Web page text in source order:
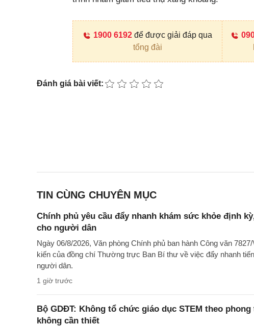
1900 6192 để được giải đáp qua
tổng đài
Đánh giá bài viết:
TIN CÙNG CHUYÊN MỤC
Chính phủ yêu cầu đẩy nhanh khám sức khỏe định
cho người dân
Ngày 06/8/2026, Văn phòng Chính phủ ban hành Công văn
kiến của đồng chí Thường trực Ban Bí thư về việc đẩy nhanh
người dân.
1 giờ trước
Bộ GDĐT: Không tổ chức giáo dục STEM theo
không cần thiết